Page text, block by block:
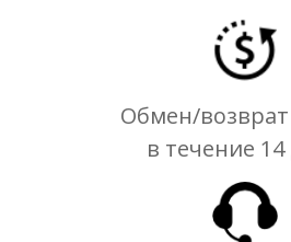
Обмен/
в течение